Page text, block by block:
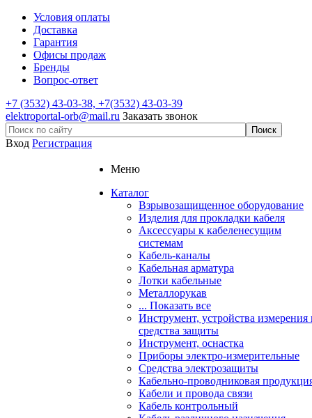
Условия оплаты
Доставка
Гарантия
Офисы продаж
Бренды
Вопрос-ответ
+7 (3532) 43-03-38, +7(3532) 43-03-39
elektroportal-orb@mail.ru Заказать звонок
Вход Регистрация
Меню
Каталог
Взрывозащищенное оборудование
Изделия для прокладки кабеля
Аксессуары к кабеленесущим
системам
Кабель-каналы
Кабельная арматура
Лотки кабельные
Металлорукав
... Показать все
Инструмент, устройства измерения
средства защиты
Инструмент, оснастка
Приборы электро-измерительные
Средства электрозащиты
Кабельно-проводниковая
Кабели и провода связи
Кабель контрольный